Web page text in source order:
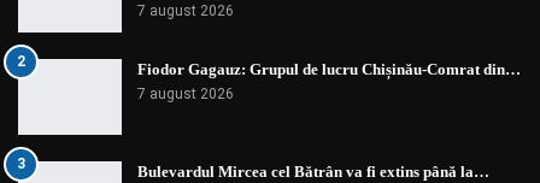
7 august 2026
2 Fiodor Gagauz: Grupul de lucru Chișinău-Comrat din…
7 august 2026
3 Bulevardul Mircea cel Bătrân va fi extins până la…